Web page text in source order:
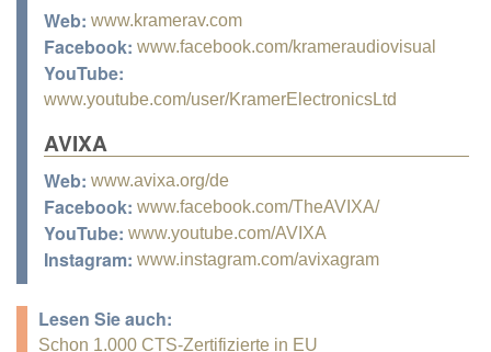
Web: www.kramerav.com
Facebook: www.facebook.com/krameraudiovisual
YouTube:
www.youtube.com/user/KramerElectronicsLtd
AVIXA
Web: www.avixa.org/de
Facebook: www.facebook.com/TheAVIXA/
YouTube: www.youtube.com/AVIXA
Instagram: www.instagram.com/avixagram
Lesen Sie auch:
Schon 1.000 CTS-Zertifizierte in EU